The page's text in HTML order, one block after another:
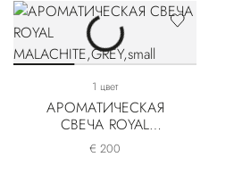
1 цвет
АРОМАТИЧЕСКАЯ
СВЕЧА ROYAL
MALACHITE
€ 200